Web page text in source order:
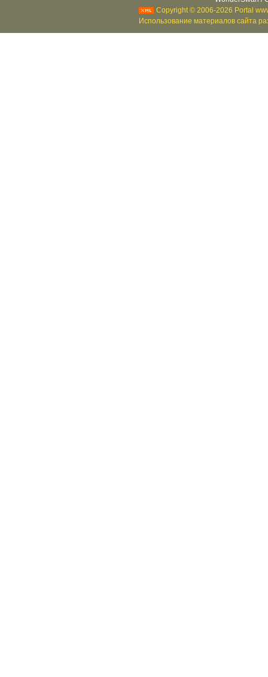
Copyright © 2006-2026 Portal
Использование материалов сайта